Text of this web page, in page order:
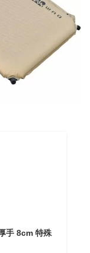
手 8cm 特殊